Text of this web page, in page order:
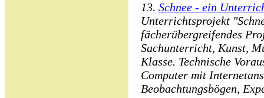
13. Schnee - ein
Unterrichtsprojekt
fächerübergreifendes
Sachunterricht, Kunst,
Klasse. Technische
Computer mit
Beobachtungsbögen,